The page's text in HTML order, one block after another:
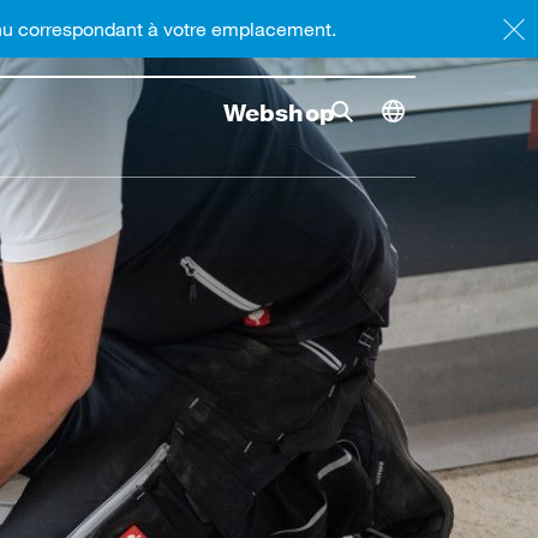
Recherche bascule
Rrecherche
Lancer
Webshop
Toggle
correspondant à votre emplacement.